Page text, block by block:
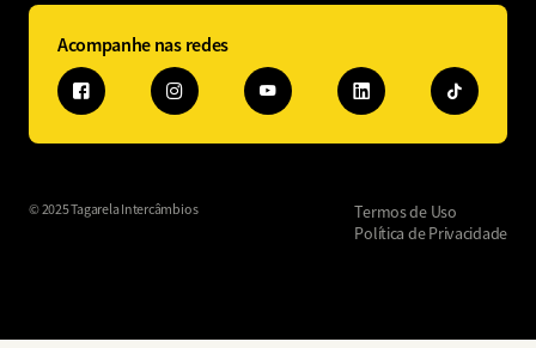
Acompanhe nas redes
© 2025 Tagarela Intercâmbios
Termos de Uso
Política de Privacidade